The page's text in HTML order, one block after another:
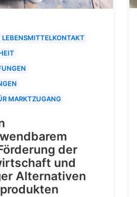
MARKTZUGANG
der
und
Alternativen